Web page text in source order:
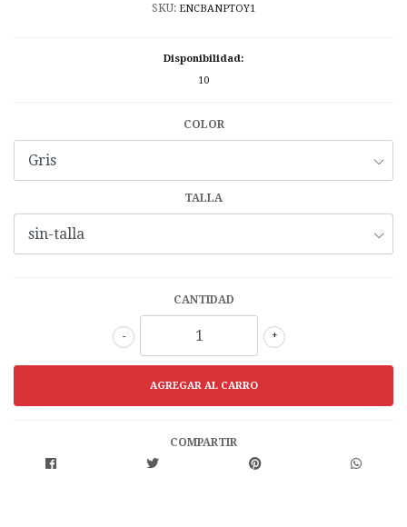
SKU: ENCBANPTOY1
Disponibilidad:
10
COLOR
TALLA
CANTIDAD
+
-
COMPARTIR